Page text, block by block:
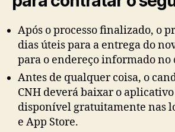
Após o processo finalizado, o
dias úteis para a entrega do
para o endereço informado no
Antes de qualquer coisa, o
CNH deverá baixar o
disponível gratuitamente nas
e App Store.